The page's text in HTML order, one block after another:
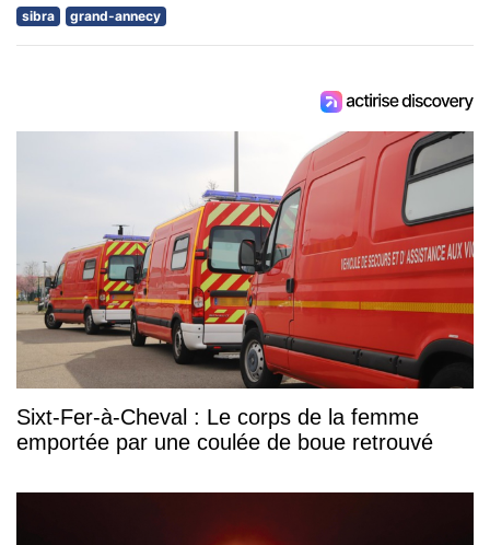
sibra grand-annecy
Sixt-Fer-à-Cheval : Le corps de la femme
emportée par une coulée de boue retrouvé